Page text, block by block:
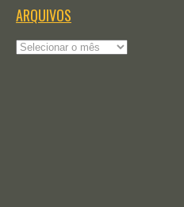
ARQUIVOS
Arquivos